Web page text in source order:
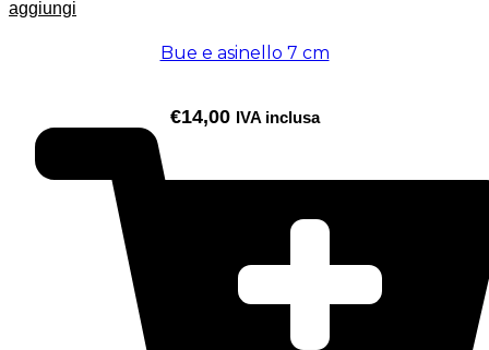
aggiungi
Bue e asinello 7 cm
€14,00 IVA inclusa